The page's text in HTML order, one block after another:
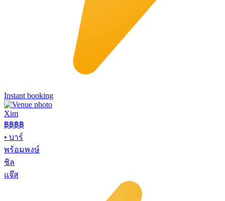
Instant booking
Xim
฿฿฿฿
• บาร์
พร้อมพงษ์
ชิล
แจ๊ส